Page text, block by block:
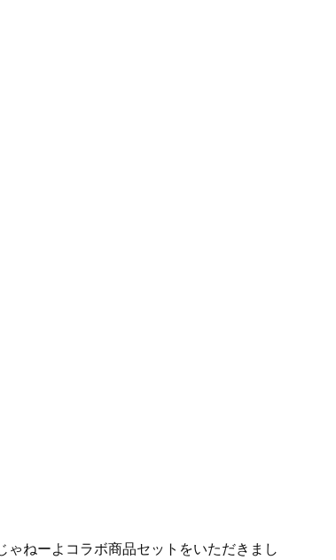
ねーよコラボ商品セットをいただきまし